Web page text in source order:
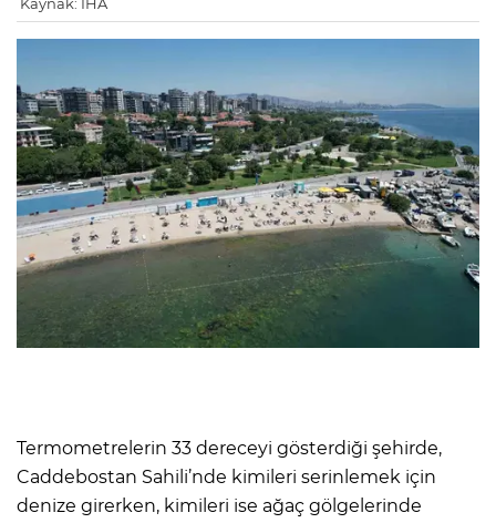
Kaynak: İHA
Termometrelerin 33 dereceyi gösterdiği şehirde,
Caddebostan Sahili’nde kimileri serinlemek için
denize girerken, kimileri ise ağaç gölgelerinde